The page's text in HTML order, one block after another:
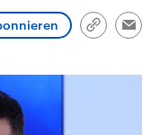
Weltgeschehen.
Link